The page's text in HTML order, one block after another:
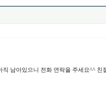
직 남아있으니 전화 연락을 주세요^^